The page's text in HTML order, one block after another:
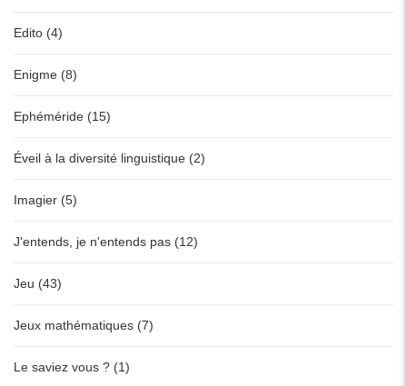
Edito (4)
Enigme (8)
Ephéméride (15)
Éveil à la diversité linguistique (2)
Imagier (5)
J'entends, je n'entends pas (12)
Jeu (43)
Jeux mathématiques (7)
Le saviez vous ? (1)